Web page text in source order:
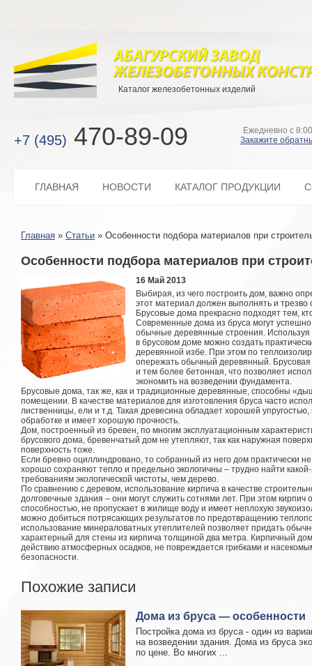
Каталог железобетонных изделий
+7 (495) 470-89-09
Ежедневно с
Закажите
ГЛАВНАЯ НОВОСТИ КАТАЛОГ ПРОДУКЦИИ
Главная » Статьи » Особенности подбора материалов при
Особенности подбора материалов при
16 Май 2013
Выбирая, из чего построить дом, важно
этот материал должен выполнять и
Брусовые дома прекрасно подходят тем,
Современные дома из бруса могут
обычные деревянные строения.
в брусовом доме можно создать
деревянной избе. При этом по
опережать обычный деревянный. Брусовая
и тем более бетонная, что позволяет
экономить на возведении фундамента.
Брусовые дома, так же, как и традиционные деревянные, способны
помещении. В качестве материалов для изготовления бруса часто
лиственницы, ели и т.д. Такая древесина обладает хорошей
обработке и имеет хорошую прочность.
Дом, построенный из бревен, по многим эксплуатационным
брусового дома, бревенчатый дом не утепляют, так как наружная
поверхность тоже.
Если бревно оциллиндровано, то собранный из него дом практически
хорошо сохраняют тепло и предельно экологичны – трудно найти
требованиям экологической чистоты, чем дерево.
По сравнению с деревом, использование кирпича в качестве
долговечные здания – они могут служить сотнями лет. При этом
способностью, не пропускает в жилище воду и имеет неплохую
можно добиться потрясающих результатов по предотвращению
использование минераловатных утеплителей позволяет придать
характерный для стены из кирпича толщиной два метра. Кирпичный
действию атмосферных осадков, не повреждается грибками и
безопасности.
Похожие записи
Дома из бруса — особенности
Постройка дома из бруса - один из
на возведении здания. Дома из бруса
по цене. Во многих ...